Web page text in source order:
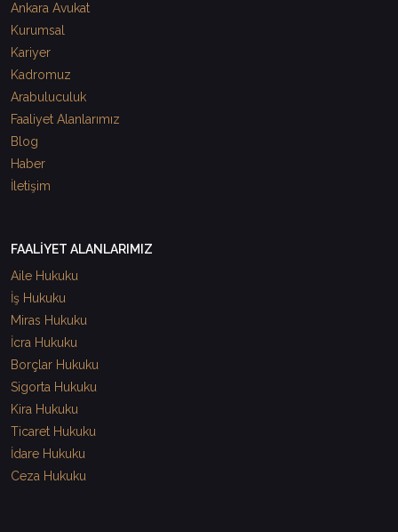
Ankara Avukat
Kurumsal
Kariyer
Kadromuz
Arabuluculuk
Faaliyet Alanlarımız
Blog
Haber
İletişim
FAALİYET ALANLARIMIZ
Aile Hukuku
İş Hukuku
Miras Hukuku
İcra Hukuku
Borçlar Hukuku
Sigorta Hukuku
Kira Hukuku
Ticaret Hukuku
İdare Hukuku
Ceza Hukuku